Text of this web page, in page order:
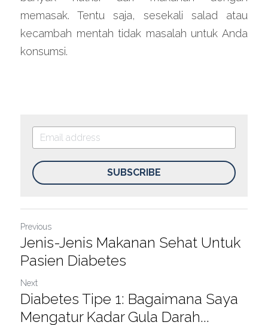
memasak. Tentu saja, sesekali salad atau
kecambah mentah tidak masalah untuk Anda
konsumsi.
SUBSCRIBE
Previous
Jenis-Jenis Makanan Sehat Untuk
Pasien Diabetes
Next
Diabetes Tipe 1: Bagaimana Saya
Mengatur Kadar Gula Darah...